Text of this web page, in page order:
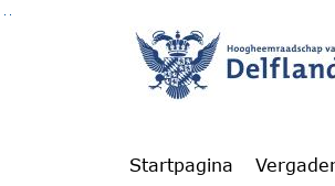
Ga naar de inhoud van deze pagina
Ga naar het zoeken
Ga naar het menu
Startpagina